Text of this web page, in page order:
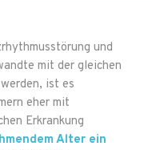
und
mit der gleichen
ist es
eher mit
Erkrankung
Alter ein